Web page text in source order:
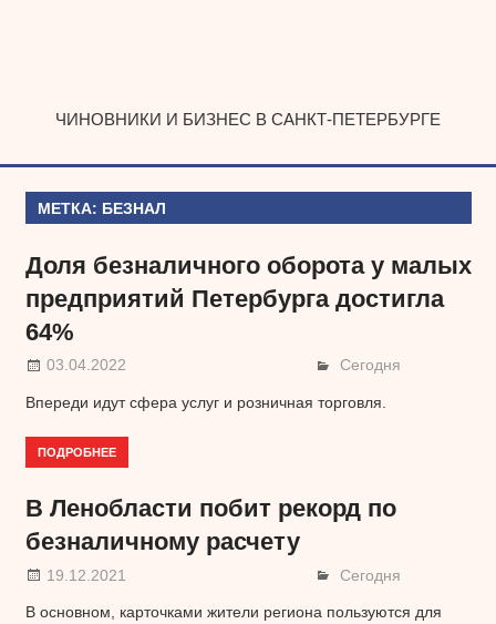
ЧИНОВНИКИ И БИЗНЕС В САНКТ-ПЕТЕРБУРГЕ
МЕТКА: БЕЗНАЛ
Доля безналичного оборота у малых
предприятий Петербурга достигла
64%
03.04.2022 Сегодня
Впереди идут сфера услуг и розничная торговля.
ПОДРОБНЕЕ
В Ленобласти побит рекорд по
безналичному расчету
19.12.2021 Сегодня
В основном, карточками жители региона пользуются для